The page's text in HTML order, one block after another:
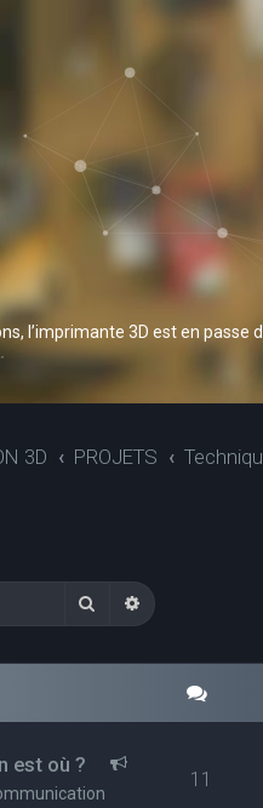
l’imprimante 3D est en
3D PROJETS
RechercherRecherche
est où ?
11